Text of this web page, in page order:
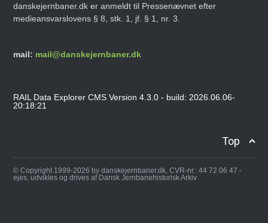
danskejernbaner.dk er anmeldt til Pressenævnet efter
medieansvarslovens § 8, stk. 1, jf. § 1, nr. 3.
mail: mail@danskejernbaner.dk
RAIL Data Explorer CMS Version 4.3.0 - build: 2026.06.06-
20:18:21
Top
© Copyright 1999-2026 by danskejernbaner.dk, CVR-nr.: 44 72 06 47 -
ejes, udvikles og drives af Dansk Jernbanehistorisk Arkiv